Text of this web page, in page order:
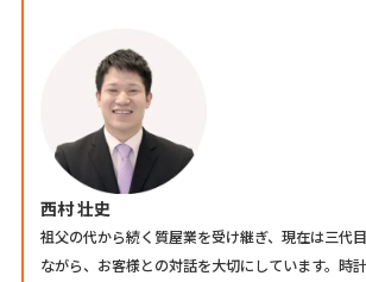
西村 壮史
祖父の代から続く質屋業を受け継ぎ、現在は三代
ながら、お客様との対話を大切にしています。時